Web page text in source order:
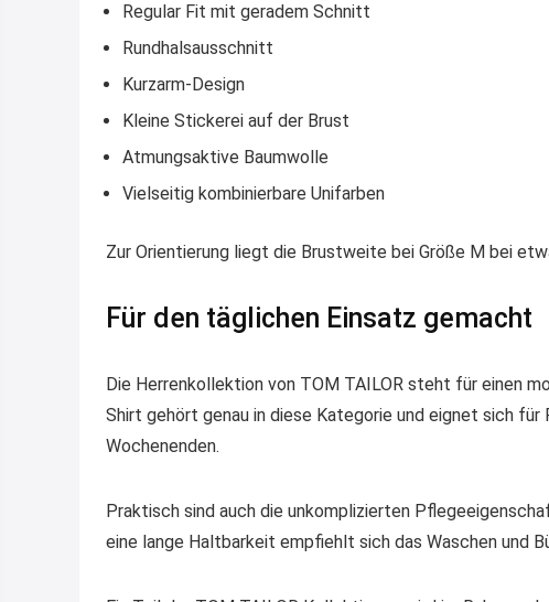
Regular Fit mit geradem Schnitt
Rundhalsausschnitt
Kurzarm-Design
Kleine Stickerei auf der Brust
Atmungsaktive Baumwolle
Vielseitig kombinierbare Unifarben
Zur Orientierung liegt die Brustweite bei Größe M bei
Für den täglichen Einsatz gemacht
Die Herrenkollektion von TOM TAILOR steht für einen
Shirt gehört genau in diese Kategorie und eignet sich
Wochenenden.
Praktisch sind auch die unkomplizierten
eine lange Haltbarkeit empfiehlt sich das Waschen und